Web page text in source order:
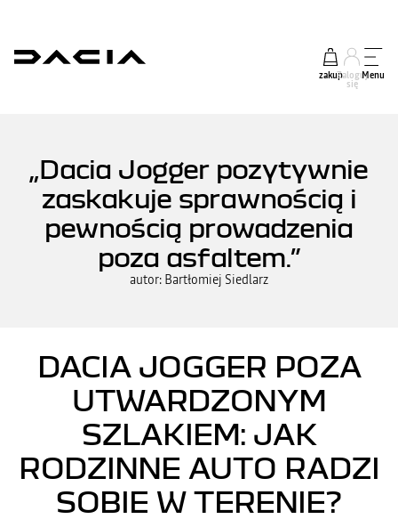
zakupZaloguj
się
Menu
„Dacia Jogger pozytywnie
zaskakuje sprawnością i
pewnością prowadzenia
poza asfaltem.”
autor: Bartłomiej Siedlarz
DACIA JOGGER POZA
UTWARDZONYM
SZLAKIEM: JAK
RODZINNE AUTO RADZI
SOBIE W TERENIE?